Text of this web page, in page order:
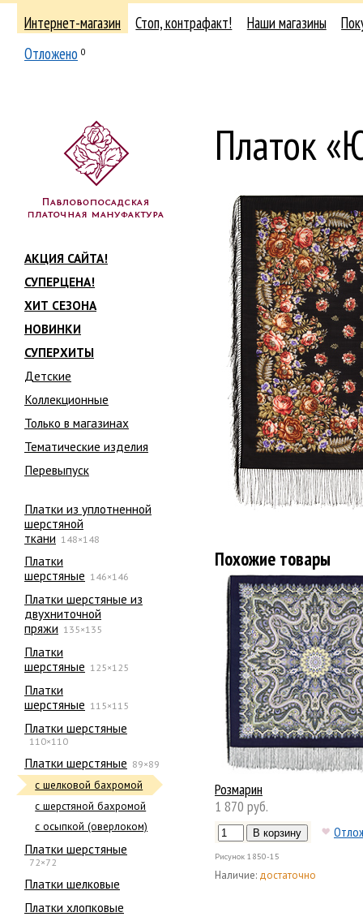
Интернет-магазин Стоп, контрафакт! Наши магазины
Отложено 0
АКЦИЯ САЙТА!
СУПЕРЦЕНА!
ХИТ СЕЗОНА
НОВИНКИ
СУПЕРХИТЫ
Детские
Коллекционные
Только в магазинах
Тематические изделия
Перевыпуск
Платки из уплотненной
шерстяной
ткани 148×148
Платки
шерстяные 146×146
Платки шерстяные из
двухниточной
пряжи 135×135
Платки
шерстяные 125×125
Платки
шерстяные 115×115
Платки шерстяные
110×110
Платки шерстяные 89×89
с шелковой бахромой
с шерстяной бахромой
с осыпкой (оверлоком)
Платки шерстяные
72×72
Платки шелковые
Платки хлопковые
Платок
Похожие товары
Розмарин
1 870 руб.
Рисунок 1850-15
Наличие: достаточно